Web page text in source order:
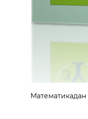
Математикадан